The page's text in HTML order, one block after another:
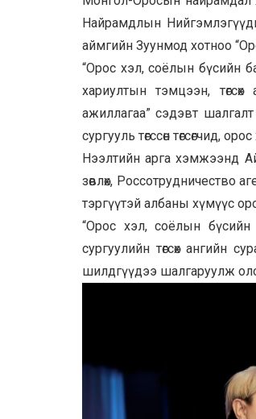
Найрамдлын
аймгийн Зуунмод хотноо
“Орос хэл, соёлын бүсийн
хариултын тэмцээн,
ажиллагаа” сэдэвт
сургууль төгссөн төгсөгчид,
Нээлтийн арга хэмжээнд
зөвлөх, Россотрудничество
тэргүүтэй албаны хүмүүс
“Орос хэл, соёлын бүсийн
сургуулийн төгсөх ангийн
шилдгүүдээ шалгаруулж